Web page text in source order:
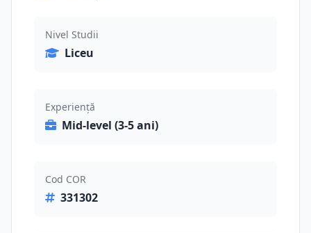
Nivel Studii
Liceu
Experiență
Mid-level (3-5 ani)
Cod COR
331302